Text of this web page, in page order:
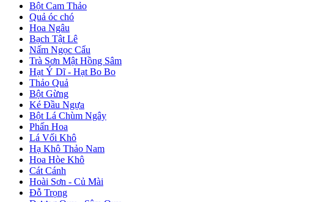
Bột Cam Thảo
Quả óc chó
Hoa Ngâu
Bạch Tật Lê
Nấm Ngọc Cẩu
Trà Sơn Mật Hồng Sâm
Hạt Ý Dĩ - Hạt Bo Bo
Thảo Quả
Bột Gừng
Ké Đầu Ngựa
Bột Lá Chùm Ngây
Phấn Hoa
Lá Vối Khô
Hạ Khô Thảo Nam
Hoa Hòe Khô
Cát Cánh
Hoài Sơn - Củ Mài
Đỗ Trọng